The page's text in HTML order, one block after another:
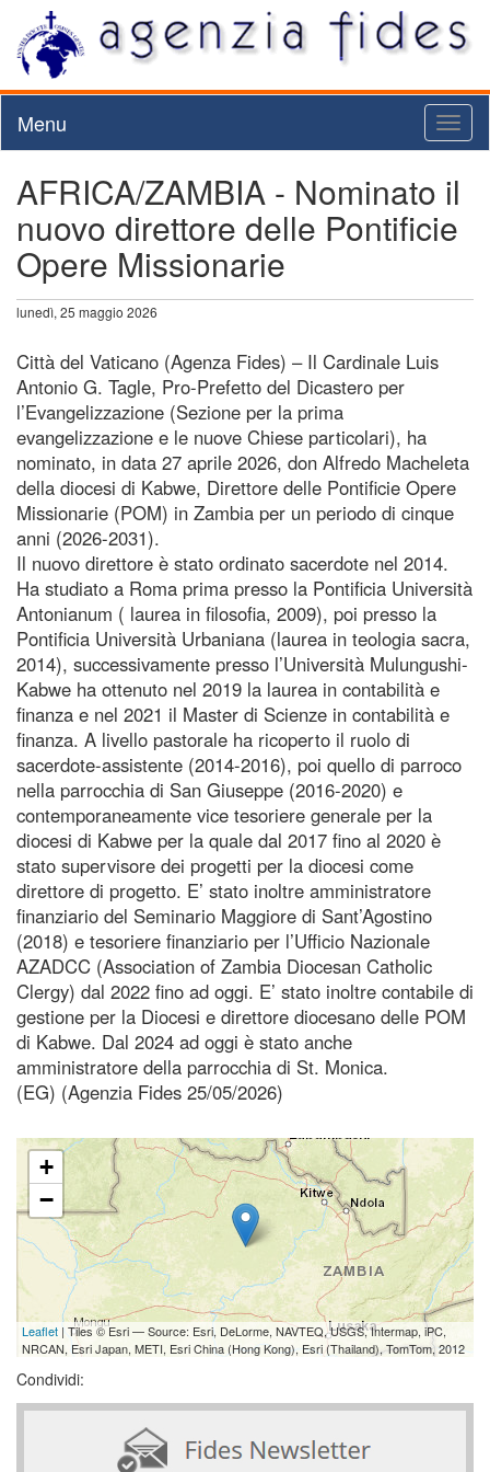
Menu
AFRICA/ZAMBIA - Nominato il
nuovo direttore delle Pontificie
Opere Missionarie
lunedì, 25 maggio 2026
Città del Vaticano (Agenza Fides) – Il Cardinale Luis
Antonio G. Tagle, Pro-Prefetto del Dicastero per
l’Evangelizzazione (Sezione per la prima
evangelizzazione e le nuove Chiese particolari), ha
nominato, in data 27 aprile 2026, don Alfredo Macheleta
della diocesi di Kabwe, Direttore delle Pontificie Opere
Missionarie (POM) in Zambia per un periodo di cinque
anni (2026-2031).
Il nuovo direttore è stato ordinato sacerdote nel 2014.
Ha studiato a Roma prima presso la Pontificia Università
Antonianum ( laurea in filosofia, 2009), poi presso la
Pontificia Università Urbaniana (laurea in teologia sacra,
2014), successivamente presso l’Università Mulungushi-
Kabwe ha ottenuto nel 2019 la laurea in contabilità e
finanza e nel 2021 il Master di Scienze in contabilità e
finanza. A livello pastorale ha ricoperto il ruolo di
sacerdote-assistente (2014-2016), poi quello di parroco
nella parrocchia di San Giuseppe (2016-2020) e
contemporaneamente vice tesoriere generale per la
diocesi di Kabwe per la quale dal 2017 fino al 2020 è
stato supervisore dei progetti per la diocesi come
direttore di progetto. E’ stato inoltre amministratore
finanziario del Seminario Maggiore di Sant’Agostino
(2018) e tesoriere finanziario per l’Ufficio Nazionale
AZADCC (Association of Zambia Diocesan Catholic
Clergy) dal 2022 fino ad oggi. E’ stato inoltre contabile di
gestione per la Diocesi e direttore diocesano delle POM
di Kabwe. Dal 2024 ad oggi è stato anche
amministratore della parrocchia di St. Monica.
(EG) (Agenzia Fides 25/05/2026)
+
−
Leaflet | Tiles © Esri — Source: Esri, DeLorme, NAVTEQ, USGS, Intermap, iPC,
NRCAN, Esri Japan, METI, Esri China (Hong Kong), Esri (Thailand), TomTom, 2012
Condividi: